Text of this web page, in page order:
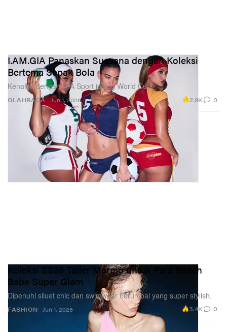
OLAHRAGA
I.AM.GIA Panaskan Suasana dengan Koleksi
Bertema Sepak Bola
Kenalan dengan GIA Sport jelang World Cup.
Jun 1, 2026 2.9K 0
FASHION
Koleksi SS26 Taller Marmo untuk Para Beach
Babe Super Glam
Dipenuhi siluet chic dan swimwear berumbai yang super stylish.
Jun 1, 2026 3.4K 0